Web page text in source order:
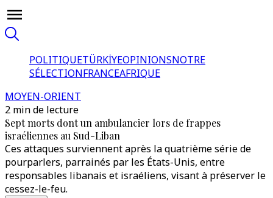
POLITIQUETÜRKİYEOPINIONSNOTRE
SÉLECTIONFRANCEAFRIQUE
MOYEN-ORIENT
2 min de lecture
Sept morts dont un ambulancier lors de frappes
israéliennes au Sud-Liban
Ces attaques surviennent après la quatrième série de
pourparlers, parrainés par les États-Unis, entre
responsables libanais et israéliens, visant à préserver le
cessez-le-feu.